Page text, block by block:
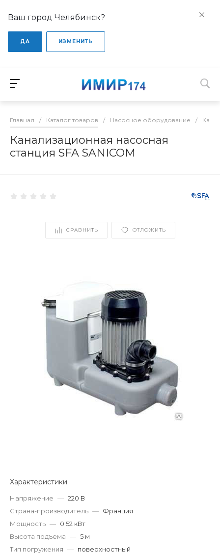
Ваш город Челябинск?
ДА ИЗМЕНИТЬ
Главная / Каталог товаров / Насосное оборудование /
Канализационная насосная
станция SFA SANICOM
СРАВНИТЬ ОТЛОЖИТЬ
Характеристики
Напряжение — 220 В
Страна-производитель — Франция
Мощность — 0.52 кВт
Высота подъема — 5 м
Тип погружения — поверхностный